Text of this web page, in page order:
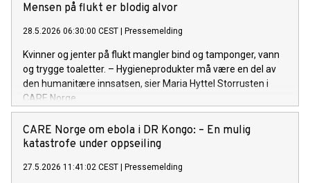
Mensen på flukt er blodig alvor
28.5.2026 06:30:00 CEST | Pressemelding
Kvinner og jenter på flukt mangler bind og tamponger, vann
og trygge toaletter. – Hygieneprodukter må være en del av
den humanitære innsatsen, sier Maria Hyttel Storrusten i
CARE Norge.
CARE Norge om ebola i DR Kongo: – En mulig
katastrofe under oppseiling
27.5.2026 11:41:02 CEST | Pressemelding